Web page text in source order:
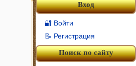
Вход
🔐 Войти
📝 Регистрация
Поиск по сайту